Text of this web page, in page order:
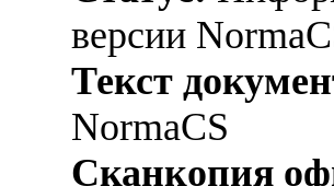
версии
Текст
NormaCS
Сканкопия